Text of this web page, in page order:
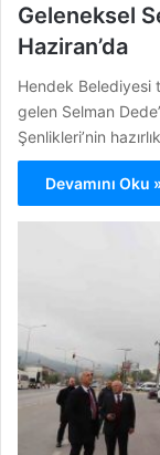
Geleneksel
Haziran’da
Hendek Belediyesi
gelen Selman
Şenlikleri’nin
Devamını Oku